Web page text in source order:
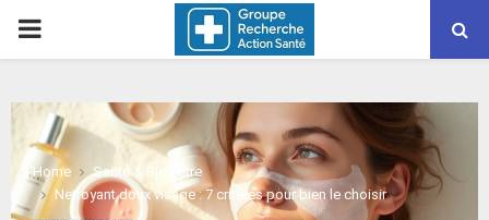
PRIMARY
Home
Santé & Bien-être
Nettoyant doux visage : 7 critères pour bien le choisir